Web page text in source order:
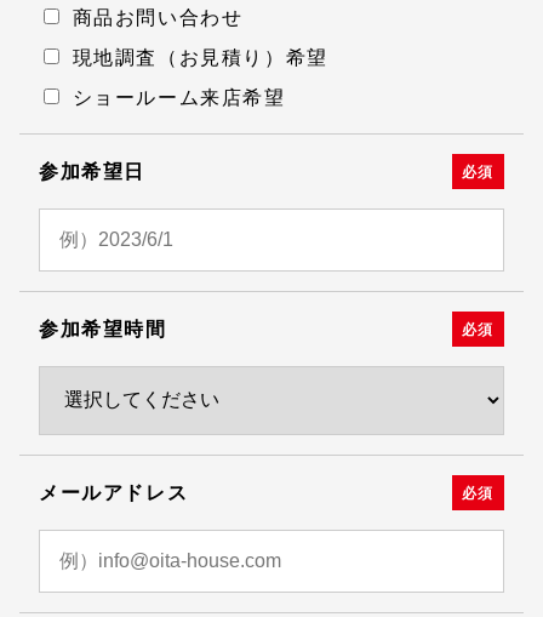
商品お問い合わせ
現地調査（お見積り）希望
ショールーム来店希望
参加希望日 必須
参加希望時間 必須
メールアドレス 必須